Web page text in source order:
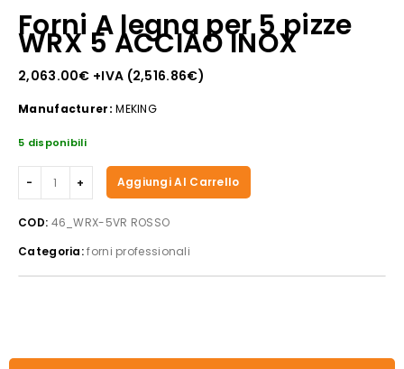
Forni A legna per 5 pizze
WRX 5 ACCIAO INOX
2,063.00€ +IVA (2,516.86€)
Manufacturer: MEKING
5 disponibili
Forni
A
legna
5
pizze
Aggiungi Al Carrello
COD: 46_WRX-5VR ROSSO
Categoria:forni professionali